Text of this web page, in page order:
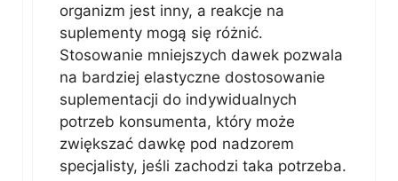
organizm jest inny, a reakcje na
suplementy mogą się różnić.
Stosowanie mniejszych dawek pozwala
na bardziej elastyczne dostosowanie
suplementacji do indywidualnych
potrzeb konsumenta, który może
zwiększać dawkę pod nadzorem
specjalisty, jeśli zachodzi taka potrzeba.